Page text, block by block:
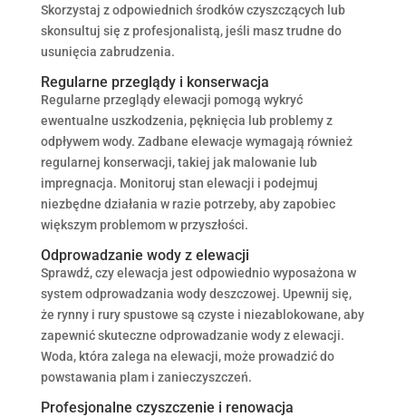
Skorzystaj z odpowiednich środków czyszczących lub
skonsultuj się z profesjonalistą, jeśli masz trudne do
usunięcia zabrudzenia.
Regularne przeglądy i konserwacja
Regularne przeglądy elewacji pomogą wykryć
ewentualne uszkodzenia, pęknięcia lub problemy z
odpływem wody. Zadbane elewacje wymagają również
regularnej konserwacji, takiej jak malowanie lub
impregnacja. Monitoruj stan elewacji i podejmuj
niezbędne działania w razie potrzeby, aby zapobiec
większym problemom w przyszłości.
Odprowadzanie wody z elewacji
Sprawdź, czy elewacja jest odpowiednio wyposażona w
system odprowadzania wody deszczowej. Upewnij się,
że rynny i rury spustowe są czyste i niezablokowane, aby
zapewnić skuteczne odprowadzanie wody z elewacji.
Woda, która zalega na elewacji, może prowadzić do
powstawania plam i zanieczyszczeń.
Profesjonalne czyszczenie i renowacja